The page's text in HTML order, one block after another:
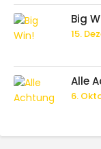
Big
15.
Alle
6.